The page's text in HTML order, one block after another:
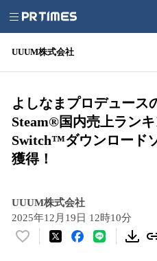
UUUM株式会社
よしなまプロデュース
Steam®国内売上ラン
Switch™ダウンロード
獲得！
UUUM株式会社
2025年12月19日 12時10分
い